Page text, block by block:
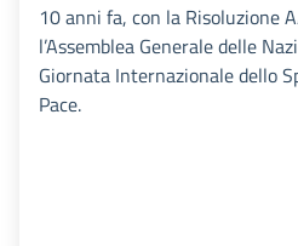
10 anni fa, con la Risoluzione
l’Assemblea Generale delle
Giornata Internazionale dello
Pace.